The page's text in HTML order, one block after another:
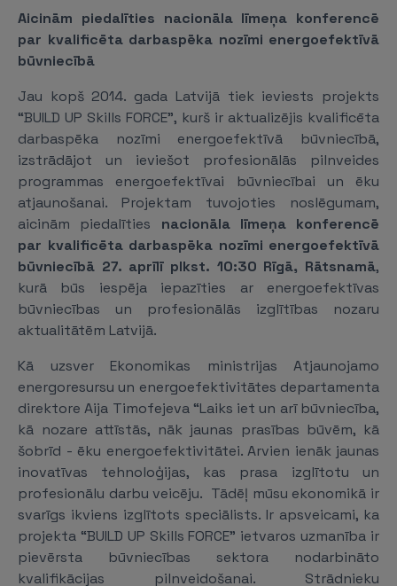
Aicinām piedalīties nacionāla līmeņa konferencē
par kvalificēta darbaspēka nozīmi energoefektīvā
būvniecībā
Jau kopš 2014. gada Latvijā tiek ieviests projekts
“BUILD UP Skills FORCE”, kurš ir aktualizējis kvalificēta
darbaspēka nozīmi energoefektīvā būvniecībā,
izstrādājot un ieviešot profesionālās pilnveides
programmas energoefektīvai būvniecībai un ēku
atjaunošanai. Projektam tuvojoties noslēgumam,
aicinām piedalīties nacionāla līmeņa konferencē
par kvalificēta darbaspēka nozīmi energoefektīvā
būvniecībā 27. aprīlī plkst. 10:30 Rīgā, Rātsnamā,
kurā būs iespēja iepazīties ar energoefektīvas
būvniecības un profesionālās izglītības nozaru
aktualitātēm Latvijā.
Kā uzsver Ekonomikas ministrijas Atjaunojamo
energoresursu un energoefektivitātes departamenta
direktore Aija Timofejeva “Laiks iet un arī būvniecība,
kā nozare attīstās, nāk jaunas prasības būvēm, kā
šobrīd - ēku energoefektivitātei. Arvien ienāk jaunas
inovatīvas tehnoloģijas, kas prasa izglītotu un
profesionālu darbu veicēju. Tādēļ mūsu ekonomikā ir
svarīgs ikviens izglītots speciālists. Ir apsveicami, ka
projekta “BUILD UP Skills FORCE” ietvaros uzmanība ir
pievērsta būvniecības sektora nodarbināto
kvalifikācijas pilnveidošanai. Strādnieku